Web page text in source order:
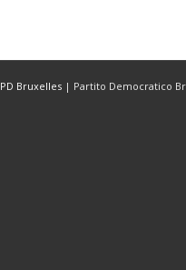
PD Bruxelles | Partito Democratico